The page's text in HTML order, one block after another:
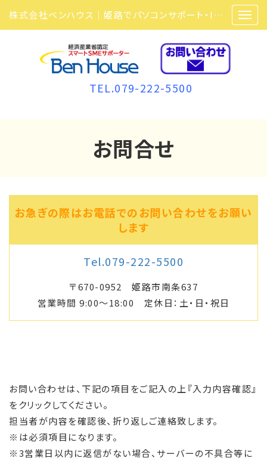
株式会社ベンハウス｜姫路でパソコンサポート・ITサポート・ITセキュリティ・複合機・ビジネスフォンなら弊社にお任せ
TEL.079-222-5500
お問合せ
お急ぎの際はお電話でのお問い合わせをお願い
します
Tel.079-222-5500
〒670-0952 姫路市南条637
営業時間 9:00〜18:00 定休日：土・日・祝日
お問い合わせは、下記の項目をご記入の上『入力内容確認』
をクリックしてください。
担当者が内容を確認後、折り返しご連絡致します。
※は必須項目になります。
※3営業日以内に返信がない場合、サーバーの不具合等に